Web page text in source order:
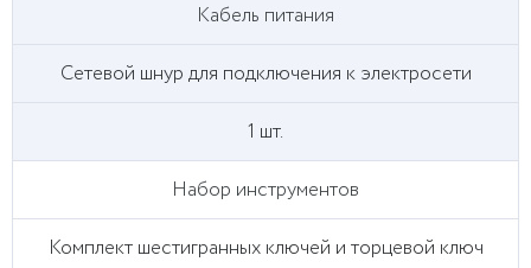
Кабель питания
Сетевой шнур для подключения к электросети
1 шт.
Набор инструментов
Комплект шестигранных ключей и торцевой ключ